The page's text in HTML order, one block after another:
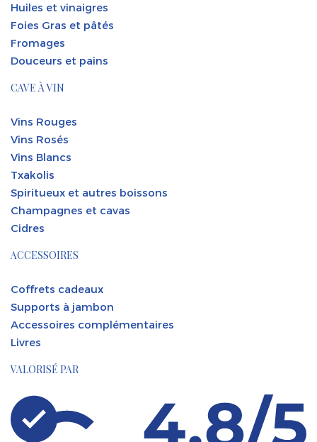
Huiles et vinaigres
Foies Gras et pâtés
Fromages
Douceurs et pains
CAVE À VIN
Vins Rouges
Vins Rosés
Vins Blancs
Txakolis
Spiritueux et autres boissons
Champagnes et cavas
Cidres
ACCESSOIRES
Coffrets cadeaux
Supports à jambon
Accessoires complémentaires
Livres
VALORISÉ PAR